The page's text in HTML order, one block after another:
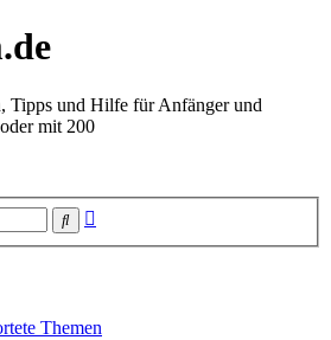
Tipps und Hilfe für Anfänger und
mit 200
Suche
Themen